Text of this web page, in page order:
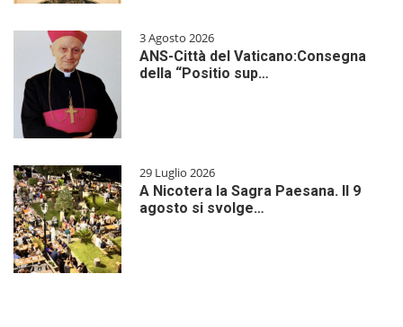
3 Agosto 2026
ANS-Città del Vaticano:Consegna
della “Positio sup…
29 Luglio 2026
A Nicotera la Sagra Paesana. Il 9
agosto si svolge…